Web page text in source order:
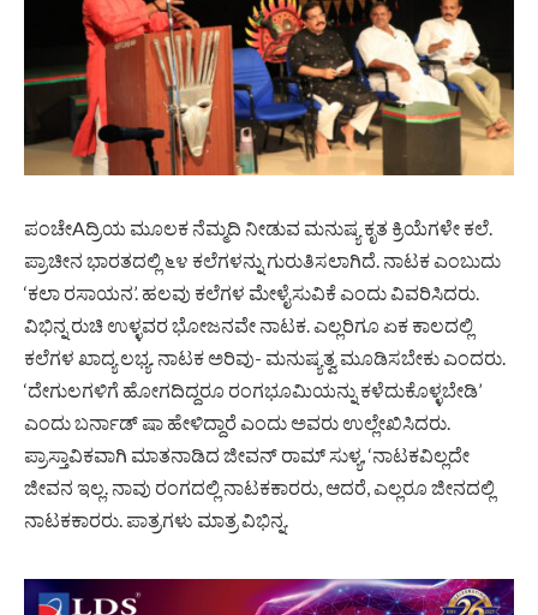
ಪಂಚೇAದ್ರಿಯ ಮೂಲಕ ನೆಮ್ಮದಿ ನೀಡುವ ಮನುಷ್ಯ ಕೃತ ಕ್ರಿಯೆಗಳೇ ಕಲೆ.
ಪ್ರಾಚೀನ ಭಾರತದಲ್ಲಿ ೬೪ ಕಲೆಗಳನ್ನು ಗುರುತಿಸಲಾಗಿದೆ. ನಾಟಕ ಎಂಬುದು
‘ಕಲಾ ರಸಾಯನ’. ಹಲವು ಕಲೆಗಳ ಮೇಳೈಸುವಿಕೆ ಎಂದು ವಿವರಿಸಿದರು.
ವಿಭಿನ್ನ ರುಚಿ ಉಳ್ಳವರ ಭೋಜನವೇ ನಾಟಕ. ಎಲ್ಲರಿಗೂ ಏಕ ಕಾಲದಲ್ಲಿ
ಕಲೆಗಳ ಖಾದ್ಯ ಲಭ್ಯ. ನಾಟಕ ಅರಿವು- ಮನುಷ್ಯತ್ವ ಮೂಡಿಸಬೇಕು ಎಂದರು.
‘ದೇಗುಲಗಳಿಗೆ ಹೋಗದಿದ್ದರೂ ರಂಗಭೂಮಿಯನ್ನು ಕಳೆದುಕೊಳ್ಳಬೇಡಿ’
ಎಂದು ಬರ್ನಾಡ್ ಷಾ ಹೇಳಿದ್ದಾರೆ ಎಂದು ಅವರು ಉಲ್ಲೇಖಿಸಿದರು.
ಪ್ರಾಸ್ತಾವಿಕವಾಗಿ ಮಾತನಾಡಿದ ಜೀವನ್ ರಾಮ್ ಸುಳ್ಯ, ‘ನಾಟಕವಿಲ್ಲದೇ
ಜೀವನ ಇಲ್ಲ. ನಾವು ರಂಗದಲ್ಲಿ ನಾಟಕಕಾರರು, ಆದರೆ, ಎಲ್ಲರೂ ಜೀನದಲ್ಲಿ
ನಾಟಕಕಾರರು. ಪಾತ್ರಗಳು ಮಾತ್ರ ವಿಭಿನ್ನ.